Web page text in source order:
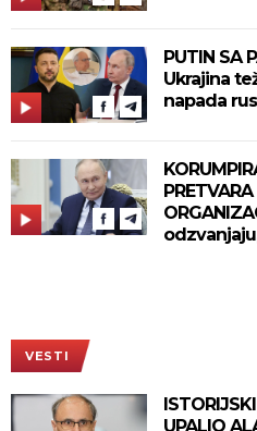
PUTIN SA
Ukrajina
napada
VESTI
UPALIO